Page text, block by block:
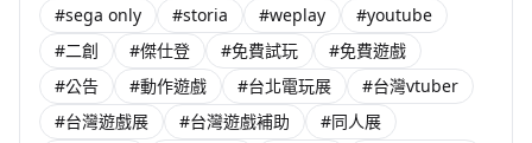
#sega only
#storia #weplay
#youtube
#二創
#傑仕登 #免費試玩
#免費遊戲
#公告
#動作遊戲 #台北電玩展
#台灣vtuber
#台灣遊戲展
#台灣遊戲補助
#同人展